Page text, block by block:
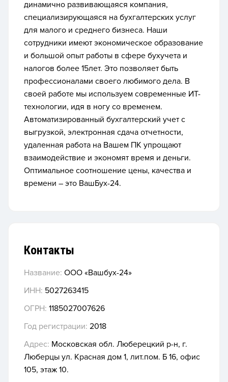
динамично развивающаяся компания,
специализирующаяся на бухгалтерских услуг
для малого и среднего бизнеса. Наши
сотрудники имеют экономическое образование
и большой опыт работы в сфере бухучета и
налогов более 15лет. Это позволяет быть
профессионалами своего любимого дела. В
своей работе мы используем современные ИТ-
технологии, идя в ногу со временем.
Автоматизированный бухгалтерский учет с
выгрузкой, электронная сдача отчетности,
удаленная работа на Вашем ПК упрощают
взаимодействие и экономят время и деньги.
Оптимальное соотношение цены, качества и
времени – это ВашБух-24.
Контакты
Название: ООО «Вашбух-24»
ИНН: 5027263415
ОГРН: 1185027007626
Год регистрации: 2018
Адрес: Московская обл. Люберецкий р-н, г.
Люберцы ул. Красная дом 1, лит.пом. Б 16, офис
105, этаж 10.